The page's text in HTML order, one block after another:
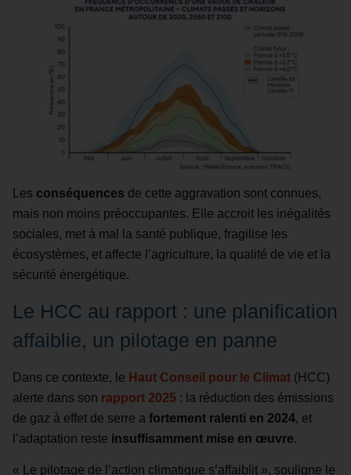
Les conséquences de cette aggravation sont connues,
mais non moins préoccupantes. Elle accroit les inégalités
sociales, met à mal la santé publique, fragilise les
écosystèmes, et affecte l’agriculture, la qualité de vie et la
sécurité énergétique.
Le HCC au rapport : une planification
affaiblie, un pilotage en panne
Dans ce contexte, le Haut Conseil pour le Climat (HCC)
alerte dans son rapport 2025 : la réduction des émissions
de gaz à effet de serre a fortement ralenti en 2024, et
l’adaptation reste insuffisamment mise en œuvre.
« Le pilotage de l’action climatique s’affaiblit », souligne le